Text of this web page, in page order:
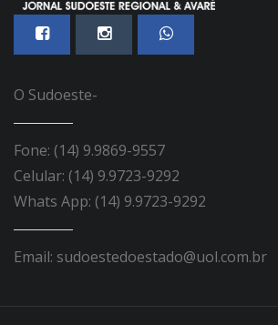
O Sudoeste-
Fone: (14) 9.9869-9557
Celular: (14) 9.9723-9292
Whats App: (14) 9.9723-9292
Email: sudoestedoestado@uol.com.br